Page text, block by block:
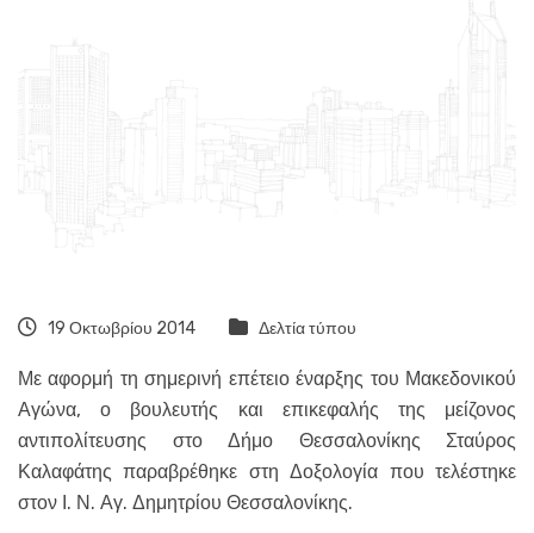
19 Οκτωβρίου 2014 Δελτία τύπου
Με αφορμή τη σημερινή επέτειο έναρξης του Μακεδονικού
Αγώνα, ο βουλευτής και επικεφαλής της μείζονος
αντιπολίτευσης στο Δήμο Θεσσαλονίκης Σταύρος
Καλαφάτης παραβρέθηκε στη Δοξολογία που τελέστηκε
στον Ι. Ν. Αγ. Δημητρίου Θεσσαλονίκης.